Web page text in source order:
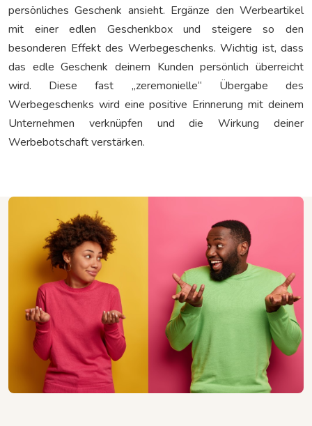
persönliches Geschenk ansieht. Ergänze den Werbeartikel
mit einer edlen Geschenkbox und steigere so den
besonderen Effekt des Werbegeschenks. Wichtig ist, dass
das edle Geschenk deinem Kunden persönlich überreicht
wird. Diese fast „zeremonielle“ Übergabe des
Werbegeschenks wird eine positive Erinnerung mit deinem
Unternehmen verknüpfen und die Wirkung deiner
Werbebotschaft verstärken.